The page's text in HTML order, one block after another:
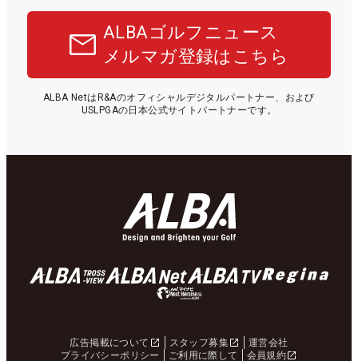
ALBAゴルフニュース
メルマガ登録はこちら
ALBA NetはR&Aのオフィシャルデジタルパートナー、および
USLPGAの日本公式サイトパートナーです。
広告掲載について スタッフ募集
運営会社
プライバシーポリシー
ご利用に際して 会員規約